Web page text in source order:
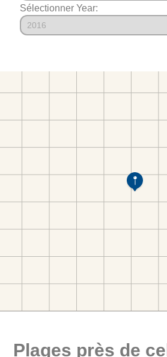
Sélectionner Year:
Plages près de